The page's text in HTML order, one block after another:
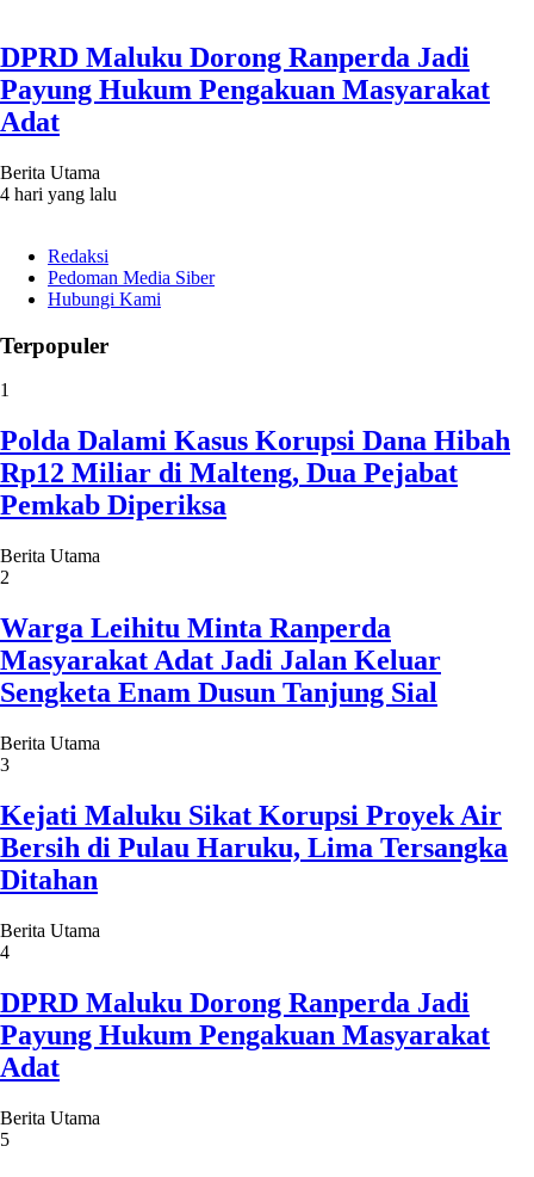
DPRD Maluku Dorong Ranperda Jadi
Payung Hukum Pengakuan Masyarakat
Adat
Berita Utama
4 hari yang lalu
Redaksi
Pedoman Media Siber
Hubungi Kami
Terpopuler
1
Polda Dalami Kasus Korupsi Dana Hibah
Rp12 Miliar di Malteng, Dua Pejabat
Pemkab Diperiksa
Berita Utama
2
Warga Leihitu Minta Ranperda
Masyarakat Adat Jadi Jalan Keluar
Sengketa Enam Dusun Tanjung Sial
Berita Utama
3
Kejati Maluku Sikat Korupsi Proyek Air
Bersih di Pulau Haruku, Lima Tersangka
Ditahan
Berita Utama
4
DPRD Maluku Dorong Ranperda Jadi
Payung Hukum Pengakuan Masyarakat
Adat
Berita Utama
5